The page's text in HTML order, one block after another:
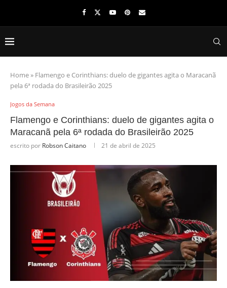
Home» Flamengo e Corinthians: duelo de gigantes agita o Maracanã
pela 6ª rodada do Brasileirão 2025
Jogos da Semana
Flamengo e Corinthians: duelo de gigantes agita o
Maracanã pela 6ª rodada do Brasileirão 2025
escrito por Robson Caitano 21 de abril de 2025